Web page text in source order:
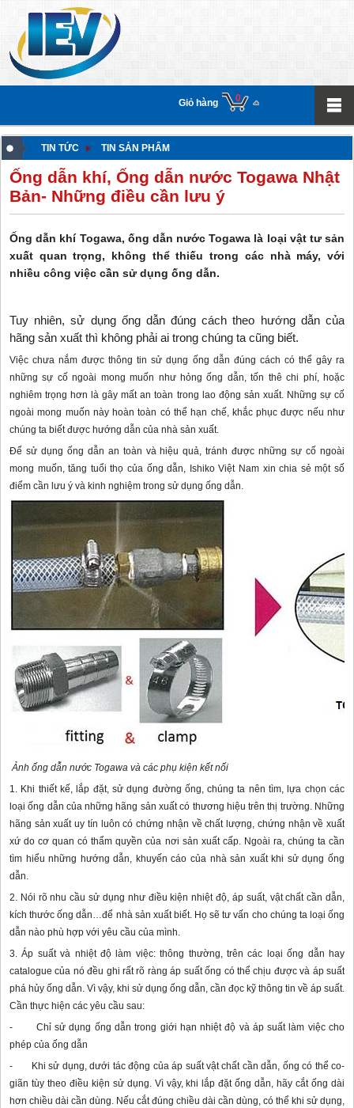
Giỏ hàng 0
TIN TỨC TIN SẢN PHẨM
Ống dẫn khí, Ống dẫn nước Togawa Nhật
Bản- Những điều cần lưu ý
Ống dẫn khí Togawa, ống dẫn nước Togawa là loại vật tư sản
xuất quan trọng, không thể thiếu trong các nhà máy, với
nhiều công việc cần sử dụng ống dẫn.
Tuy nhiên, sử dụng ống dẫn đúng cách theo hướng dẫn của
hãng sản xuất thì không phải ai trong chúng ta cũng biết.
Việc chưa nắm được thông tin sử dụng ống dẫn đúng cách có thể gây ra
những sự cố ngoài mong muốn như hỏng ống dẫn, tốn thê chi phí, hoặc
nghiêm trọng hơn là gây mất an toàn trong lao động sản xuất. Những sự cố
ngoài mong muốn này hoàn toàn có thể hạn chế, khắc phục được nếu như
chúng ta biết được hướng dẫn của nhà sản xuất.
Để sử dụng ống dẫn an toàn và hiệu quả, tránh được những sự cố ngoài
mong muốn, tăng tuổi thọ của ống dẫn, Ishiko Việt Nam xin chia sẻ một số
điểm cần lưu ý và kinh nghiệm trong sử dụng ống dẫn.
Ảnh ống dẫn nước Togawa và các phụ kiện kết nối
1. Khi thiết kế, lắp đặt, sử dụng đường ống, chúng ta nên tìm, lựa chọn các
loại ống dẫn của những hãng sản xuất có thương hiệu trên thị trường. Những
hãng sản xuất uy tín luôn có chứng nhận về chất lượng, chứng nhận về xuất
xứ do cơ quan có thẩm quyền của nơi sản xuất cấp. Ngoài ra, chúng ta cần
tìm hiểu những hướng dẫn, khuyến cáo của nhà sản xuất khi sử dụng ống
dẫn.
2. Nói rõ nhu cầu sử dụng như điều kiện nhiệt độ, áp suất, vật chất cần dẫn,
kích thước ống dẫn…để nhà sản xuất biết. Họ sẽ tư vấn cho chúng ta loại ống
dẫn nào phù hợp với yêu cầu của mình.
3. Áp suất và nhiệt độ làm việc: thông thường, trên các loại ống dẫn hay
catalogue của nó đều ghi rất rõ ràng áp suất ống có thể chịu được và áp suất
phá hủy ống dẫn. Vì vậy, khi sử dụng ống dẫn, cần đọc kỹ thông tin về áp suất.
Cần thực hiện các yêu cầu sau:
- Chỉ sử dụng ống dẫn trong giới hạn nhiệt độ và áp suất làm việc cho
phép của ống dẫn
- Khi sử dụng, dưới tác động của áp suất vật chất cần dẫn, ống có thể co-
giãn tùy theo điều kiện sử dụng. Vì vậy, khi lắp đặt ống dẫn, hãy cắt ống dài
hơn chiều dài cần dùng. Nếu cắt đúng chiều dài cần dùng, có thể khi sử dụng,